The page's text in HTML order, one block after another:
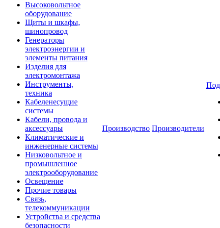
Высоковольтное
оборудование
Щиты и шкафы,
шинопровод
Генераторы
электроэнергии и
элементы питания
Изделия для
электромонтажа
Инструменты,
техника
Кабеленесущие
системы
Кабели, провода и
аксессуары
Климатические и
инженерные системы
Низковольтное и
промышленное
электрооборудование
Освещение
Прочие товары
Связь,
телекоммуникации
Устройства и средства
безопасности
Производство Производители